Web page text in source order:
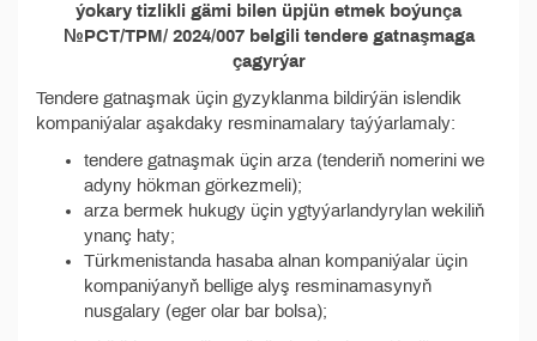
ýokary tizlikli gämi bilen üpjün etmek boýunça
№PCT/TPM/ 2024/007 belgili tendere gatnaşmaga
çagyrýar
Tendere gatnaşmak üçin gyzyklanma bildirýän islendik
kompaniýalar aşakdaky resminamalary taýýarlamaly:
tendere gatnaşmak üçin arza (tenderiň nomerini we
adyny hökman görkezmeli);
arza bermek hukugy üçin ygtyýarlandyrylan wekiliň
ynanç haty;
Türkmenistanda hasaba alnan kompaniýalar üçin
kompaniýanyň bellige alyş resminamasynyň
nusgalary (eger olar bar bolsa);